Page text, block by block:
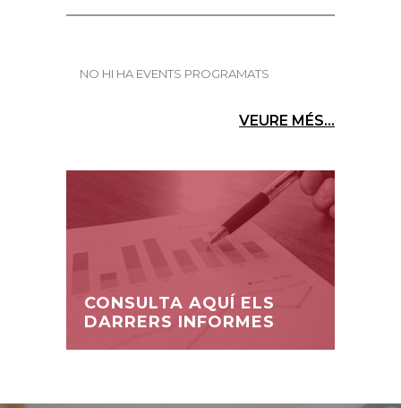
NO HI HA EVENTS PROGRAMATS
VEURE MÉS...
CONSULTA AQUÍ ELS
DARRERS INFORMES